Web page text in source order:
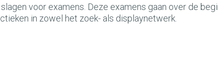
voor examens. Deze examens gaan over de
in zowel het zoek- als displaynetwerk.